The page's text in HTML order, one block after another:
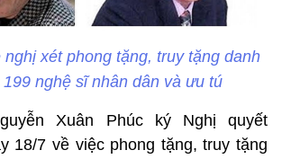
xét phong tặng, truy tặng danh
nghệ sĩ nhân dân và ưu tú
Xuân Phúc ký Nghị quyết
18/7 về việc phong tặng, truy tặng